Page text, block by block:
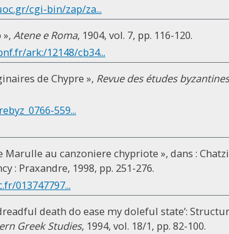
cgi-bin/zap/za...
Atene e Roma, 1904, vol. 7, pp. 116-120.
ark:/12148/cb34...
de Chypre », Revue des études byzantines
559...
au canzoniere chypriote », dans :
: Praxandre, 1998, pp. 251-276.
013747797...
death do ease my doleful state’:
Greek Studies, 1994, vol. 18/1, pp. 82-100.